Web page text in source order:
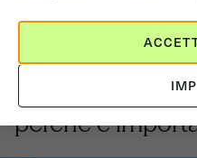
1 settembre 2025
Cos'è
perché è